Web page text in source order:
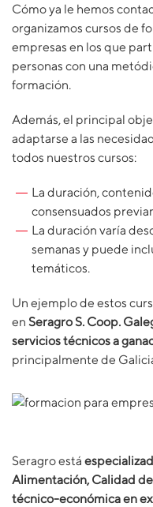
Cómo ya le hemos
organizamos cursos de
empresas en los que
personas con una
formación.
Además, el principal
adaptarse a las
todos nuestros cursos:
La duración,
consensuados
La duración varía
semanas y puede
temáticos.
Un ejemplo de estos
en Seragro S. Coop.
servicios técnicos a
principalmente de
Seragro está
Alimentación, Calidad
técnico-económica en